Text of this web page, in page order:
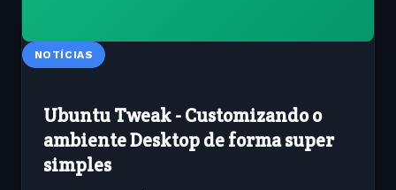
NOTÍCIAS
Ubuntu Tweak - Customizando o
ambiente Desktop de forma super
simples